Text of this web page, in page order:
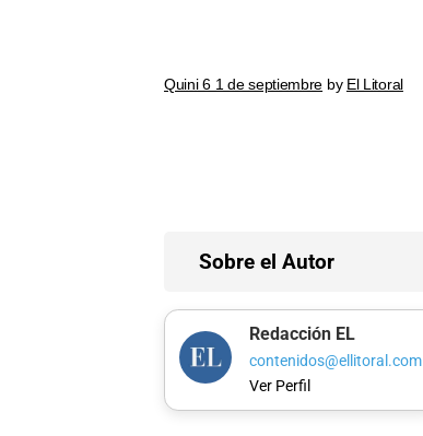
Quini 6 1 de septiembre by El Litoral
Sobre el Autor
Redacción EL
contenidos@ellitoral.com
Ver Perfil